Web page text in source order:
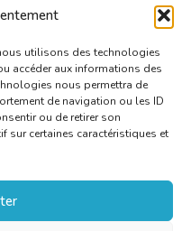
utilisons des technologies
accéder aux informations des
nous permettra de
de navigation ou les ID
ou de retirer son
sur certaines caractéristiques et
Spaans /